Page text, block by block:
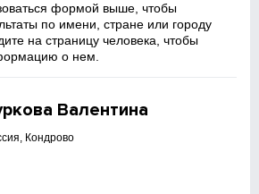
формой выше, чтобы
по имени, стране или городу
на страницу человека, чтобы
о нем.
Валентина
Кондрово